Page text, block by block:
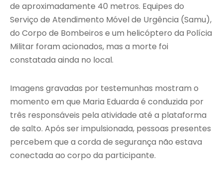
de aproximadamente 40 metros. Equipes do
Serviço de Atendimento Móvel de Urgência (Samu),
do Corpo de Bombeiros e um helicóptero da Polícia
Militar foram acionados, mas a morte foi
constatada ainda no local.
Imagens gravadas por testemunhas mostram o
momento em que Maria Eduarda é conduzida por
três responsáveis pela atividade até a plataforma
de salto. Após ser impulsionada, pessoas presentes
percebem que a corda de segurança não estava
conectada ao corpo da participante.